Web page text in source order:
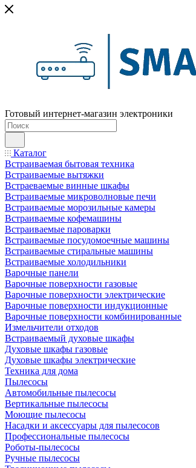
Готовый интернет-магазин электроники
Каталог
Встраиваемая бытовая техника
Встраиваемые вытяжки
Встраеваемые винные шкафы
Встраиваемые микроволновые печи
Встраиваемые морозильные камеры
Встраиваемые кофемашины
Встраиваемые пароварки
Встраиваемые посудомоечные машины
Встраиваемые стиральные машины
Встраиваемые холодильники
Варочные панели
Варочные поверхности газовые
Варочные поверхности электрические
Варочные поверхности индукционные
Варочные поверхности комбинированные
Измельчители отходов
Встраиваемый духовые шкафы
Духовые шкафы газовые
Духовые шкафы электрические
Техника для дома
Пылесосы
Автомобильные пылесосы
Вертикальные пылесосы
Моющие пылесосы
Насадки и аксессуары для пылесосов
Профессиональные пылесосы
Роботы-пылесосы
Ручные пылесосы